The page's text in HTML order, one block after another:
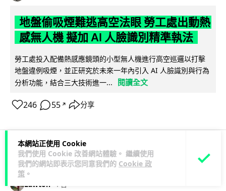
本網站正使用 Cookie
我們使用 Cookie 改善網站體驗。 繼續使用
我們的網站即表示您同意我們的 Cookie 政
策 。
地盤偷吸煙難逃高空法眼 勞工處出動熱
感無人機 擬加 AI 人臉識別精準執法
勞工處投入配備熱感應鏡頭的小型無人機進行高空巡邏以打擊
地盤違例吸煙，並正研究於未來一年內引入 AI 人臉識別與行為
分析功能，結合三大技術進一...
閱讀全文
246 55 ↗ 分享
人工智能
Lawton 1 日